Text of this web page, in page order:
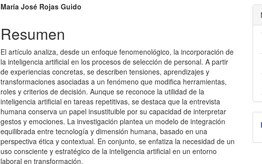
María José Rojas Guido
Resumen
El artículo analiza, desde un enfoque fenomenológico, la incorporación de
la inteligencia artificial en los procesos de selección de personal. A partir
de experiencias concretas, se describen tensiones, aprendizajes y
transformaciones asociadas a un fenómeno que modifica herramientas,
roles y criterios de decisión. Aunque se reconoce la utilidad de la
inteligencia artificial en tareas repetitivas, se destaca que la entrevista
humana conserva un papel insustituible por su capacidad de interpretar
gestos y emociones. La investigación plantea un modelo de integración
equilibrada entre tecnología y dimensión humana, basado en una
perspectiva ética y contextual. En conjunto, se enfatiza la necesidad de un
uso consciente y estratégico de la inteligencia artificial en un entorno
laboral en transformación.